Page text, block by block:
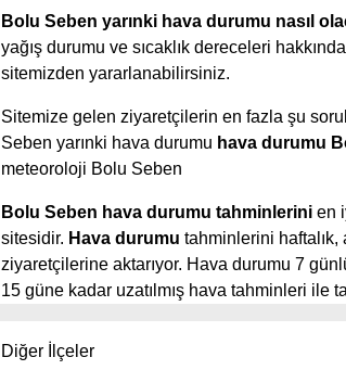
Bolu Seben yarınki hava durumu nasıl
yağış durumu ve sıcaklık dereceleri
sitemizden yararlanabilirsiniz.
Sitemize gelen ziyaretçilerin en fazla şu
Seben yarınki hava durumu hava durumu
meteoroloji Bolu Seben
Bolu Seben hava durumu tahminlerini en
sitesidir. Hava durumu tahminlerini haftalık,
ziyaretçilerine aktarıyor. Hava durumu 7
15 güne kadar uzatılmış hava tahminleri ile
tahmin süreleri, kolay ve anlaşılır görseller
Diğer İlçeler